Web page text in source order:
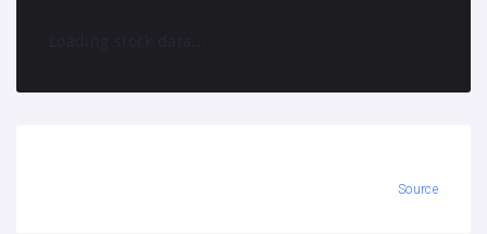
Loading stock data...
Source